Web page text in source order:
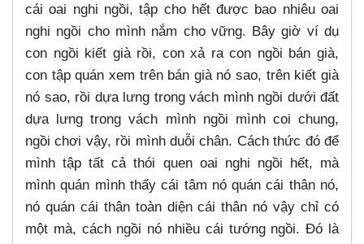
cái oai nghi ngồi, tập cho hết được bao nhiêu oai
nghi ngồi cho mình nắm cho vững. Bây giờ ví dụ
con ngồi kiết già rồi, con xả ra con ngồi bán già,
con tập quán xem trên bán già nó sao, trên kiết già
nó sao, rồi dựa lưng trong vách mình ngồi dưới đất
dựa lưng trong vách mình ngồi mình coi chung,
ngồi chơi vậy, rồi mình duỗi chân. Cách thức đó để
mình tập tất cả thói quen oai nghi ngồi hết, mà
mình quán mình thấy cái tâm nó quán cái thân nó,
nó quán cái thân toàn diện cái thân nó vậy chỉ có
một mà, cách ngồi nó nhiều cái tướng ngồi. Đó là